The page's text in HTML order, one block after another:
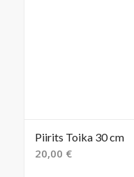
Piirits Toika 30 cm
20,00 €